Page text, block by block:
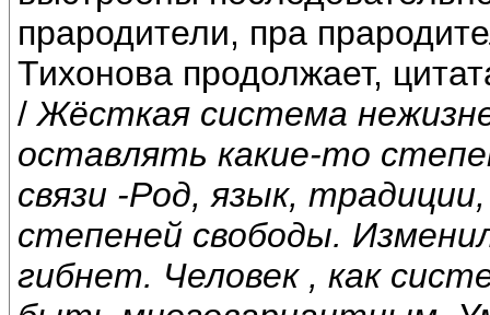
прародители, пра
Тихонова продолжает,
/Жёсткая система
оставлять какие-то
связи -Род, язык,
степеней свободы.
гибнет. Человек , как